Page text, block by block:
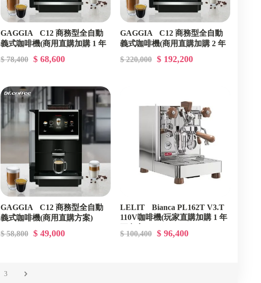
GAGGIA C12 商務型全自動
義式咖啡機(商用直購加購 1 年
豆方案 ( 高階家用)))
CMBA00131
$ 78,400 $ 68,600
GAGGIA C12 商務型全自動
義式咖啡機(商用直購加購 2 年
豆方案 ( 低用量)))
CMBA00122
$ 220,000 $ 192,200
GAGGIA C12 商務型全自動
義式咖啡機(商用直購方案)
$ 58,800 $ 49,000
LELIT Bianca PL162T V3.T
110V咖啡機(玩家直購加購 1 年
$ 100,400 $ 96,400
3